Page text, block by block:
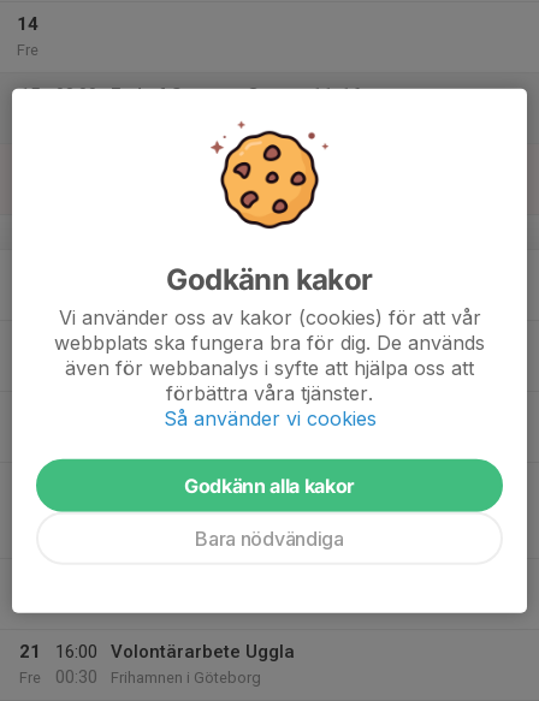
14
Fre
15
08:00
End of Summer Games 11-16
v.34
18:30
20:00
Fysträning Surte Dam
Fontin
20
19:30
Uppstartsmöte Ledare BS/SK
Bandyskola/Skridskokul
Paradisgården
21
Fre
16:00
00:30
Volontärarbete Uggla
Frihamnen i Göteborg
Godkänn kakor
Vi använder oss av kakor (cookies) för att vår
webbplats ska fungera bra för dig. De används
även för webbanalys i syfte att hjälpa oss att
förbättra våra tjänster.
Så använder vi cookies
Godkänn alla kakor
Bara nödvändiga